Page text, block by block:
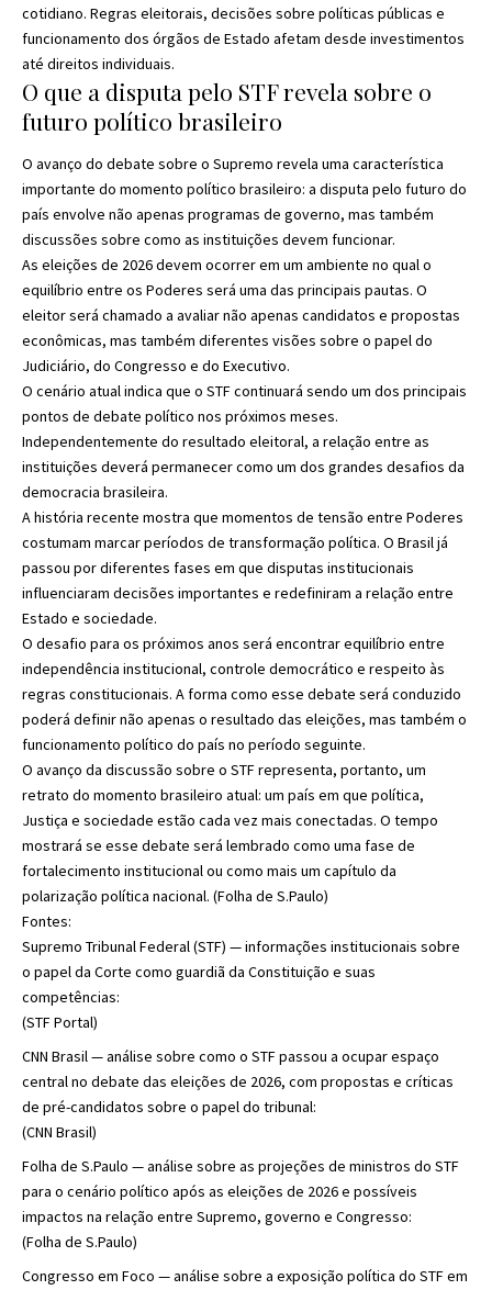
cotidiano. Regras eleitorais, decisões sobre políticas públicas e
funcionamento dos órgãos de Estado afetam desde investimentos
até direitos individuais.
O que a disputa pelo STF revela sobre o
futuro político brasileiro
O avanço do debate sobre o Supremo revela uma característica
importante do momento político brasileiro: a disputa pelo futuro do
país envolve não apenas programas de governo, mas também
discussões sobre como as instituições devem funcionar.
As eleições de 2026 devem ocorrer em um ambiente no qual o
equilíbrio entre os Poderes será uma das principais pautas. O
eleitor será chamado a avaliar não apenas candidatos e propostas
econômicas, mas também diferentes visões sobre o papel do
Judiciário, do Congresso e do Executivo.
O cenário atual indica que o STF continuará sendo um dos principais
pontos de debate político nos próximos meses.
Independentemente do resultado eleitoral, a relação entre as
instituições deverá permanecer como um dos grandes desafios da
democracia brasileira.
A história recente mostra que momentos de tensão entre Poderes
costumam marcar períodos de transformação política. O Brasil já
passou por diferentes fases em que disputas institucionais
influenciaram decisões importantes e redefiniram a relação entre
Estado e sociedade.
O desafio para os próximos anos será encontrar equilíbrio entre
independência institucional, controle democrático e respeito às
regras constitucionais. A forma como esse debate será conduzido
poderá definir não apenas o resultado das eleições, mas também o
funcionamento político do país no período seguinte.
O avanço da discussão sobre o STF representa, portanto, um
retrato do momento brasileiro atual: um país em que política,
Justiça e sociedade estão cada vez mais conectadas. O tempo
mostrará se esse debate será lembrado como uma fase de
fortalecimento institucional ou como mais um capítulo da
polarização política nacional. (Folha de S.Paulo)
Fontes:
Supremo Tribunal Federal (STF) — informações institucionais sobre
o papel da Corte como guardiã da Constituição e suas
competências:
(STF Portal)
CNN Brasil — análise sobre como o STF passou a ocupar espaço
central no debate das eleições de 2026, com propostas e críticas
de pré-candidatos sobre o papel do tribunal:
(CNN Brasil)
Folha de S.Paulo — análise sobre as projeções de ministros do STF
para o cenário político após as eleições de 2026 e possíveis
impactos na relação entre Supremo, governo e Congresso:
(Folha de S.Paulo)
Congresso em Foco — análise sobre a exposição política do STF em